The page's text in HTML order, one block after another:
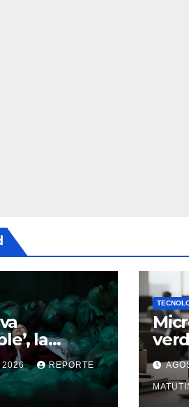
la
película
que
conoces
2026 REPORTE
de